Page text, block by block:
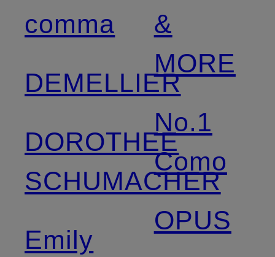
comma
DEMELLIER
DOROTHEE
SCHUMACHER
Emily
&
MORE
No.1
Como
OPUS